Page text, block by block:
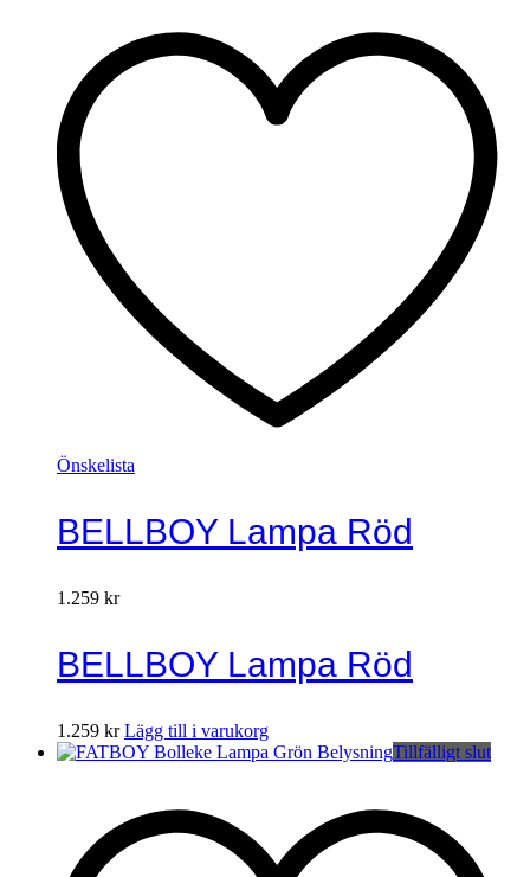
Önskelista
BELLBOY Lampa Röd
1.259 kr
BELLBOY Lampa Röd
1.259 kr Lägg till i varukorg
Tillfälligt slut